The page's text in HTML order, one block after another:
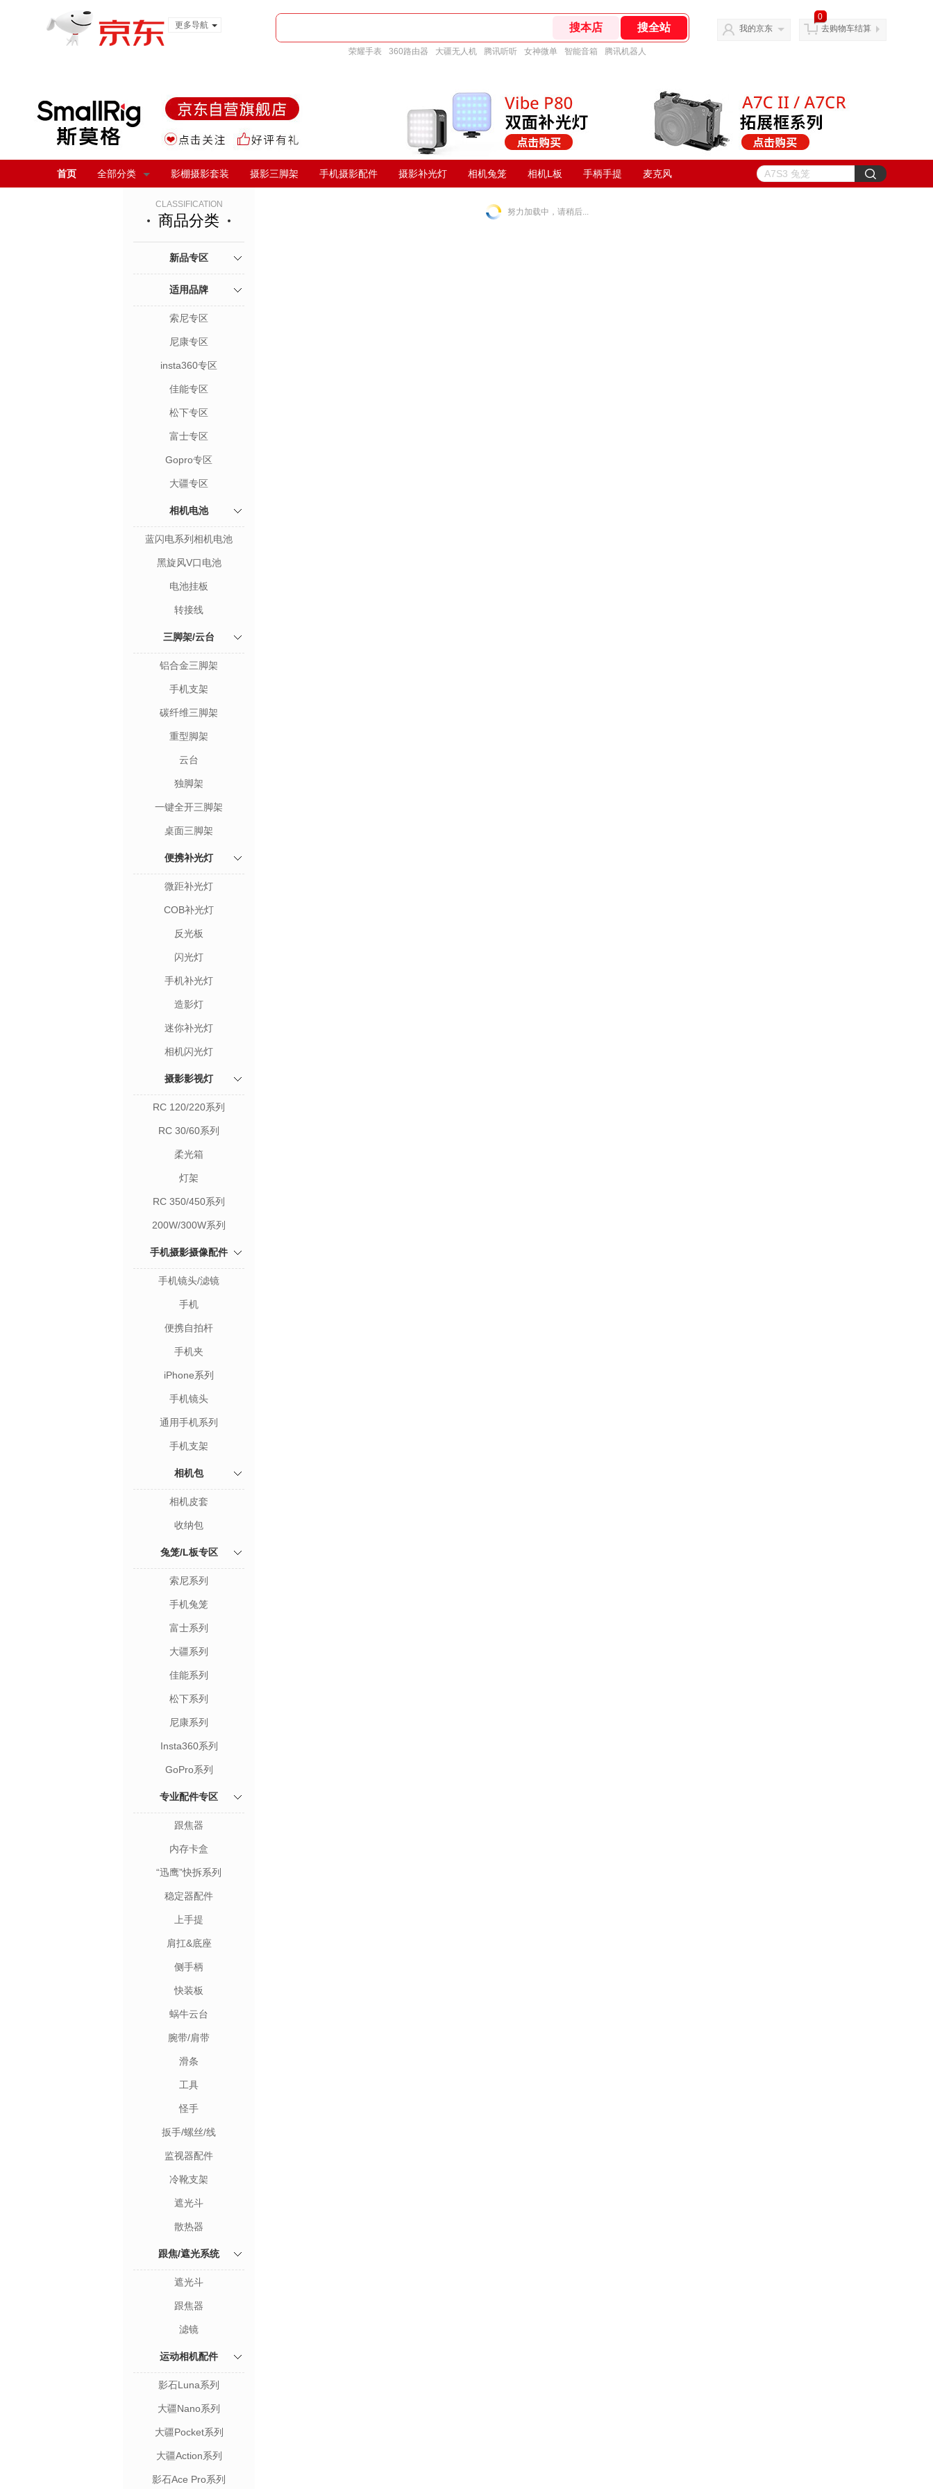
更多导航
荣耀手表 360路由器 大疆无人机 腾讯听听 女神微单 智能音箱 腾讯机器人
我的京东
0
去购物车结算
首页 全部分类 影棚摄影套装 摄影三脚架 手机摄影配件 摄影补光灯 相机兔笼 相机L板 手柄手提 麦克风
CLASSIFICATION
商品分类
新品专区
适用品牌
索尼专区
尼康专区
insta360专区
佳能专区
松下专区
富士专区
Gopro专区
大疆专区
相机电池
蓝闪电系列相机电池
黑旋风V口电池
电池挂板
转接线
三脚架/云台
铝合金三脚架
手机支架
碳纤维三脚架
重型脚架
云台
独脚架
一键全开三脚架
桌面三脚架
便携补光灯
微距补光灯
COB补光灯
反光板
闪光灯
手机补光灯
造影灯
迷你补光灯
相机闪光灯
摄影影视灯
RC 120/220系列
RC 30/60系列
柔光箱
灯架
RC 350/450系列
200W/300W系列
手机摄影摄像配件
手机镜头/滤镜
手机
便携自拍杆
手机夹
iPhone系列
手机镜头
通用手机系列
手机支架
相机包
相机皮套
收纳包
兔笼/L板专区
索尼系列
手机兔笼
富士系列
大疆系列
佳能系列
松下系列
尼康系列
Insta360系列
GoPro系列
专业配件专区
跟焦器
内存卡盒
“迅鹰”快拆系列
稳定器配件
上手提
肩扛&底座
侧手柄
快装板
蜗牛云台
腕带/肩带
滑条
工具
怪手
扳手/螺丝/线
监视器配件
冷靴支架
遮光斗
散热器
跟焦/遮光系统
遮光斗
跟焦器
滤镜
运动相机配件
影石Luna系列
大疆Nano系列
大疆Pocket系列
大疆Action系列
影石Ace Pro系列
努力加载中，请稍后...